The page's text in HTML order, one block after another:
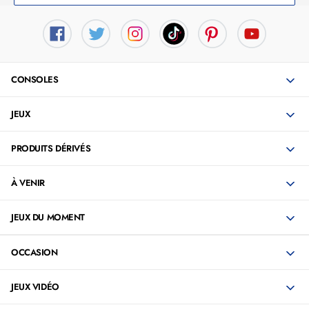
CONSOLES
JEUX
PRODUITS DÉRIVÉS
À VENIR
JEUX DU MOMENT
OCCASION
JEUX VIDÉO